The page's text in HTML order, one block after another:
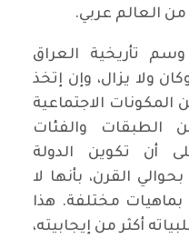
العالم عربي.
وسم تأريخية العراق
ولا يزال، وإن إتخذ
المكونات الاجتماعية
الطبقات والفئات
أن تكوين الدولة
القرن، بأنها لا
بماهيات مختلفة. هذا
أكثر من إيجابيته،